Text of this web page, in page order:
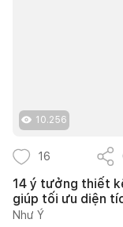
10.256
16
14 ý tưởng thiết
giúp tối ưu diện
Như Ý